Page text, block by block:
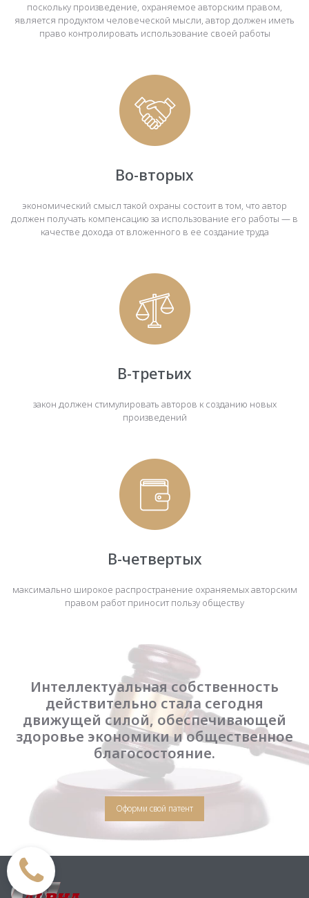
поскольку произведение, охраняемое авторским правом,
является продуктом человеческой мысли, автор должен иметь
право контролировать использование своей работы
Во-вторых
экономический смысл такой охраны состоит в том, что автор
должен получать компенсацию за использование его работы — в
качестве дохода от вложенного в ее создание труда
В-третьих
закон должен стимулировать авторов к созданию новых
произведений
В-четвертых
максимально широкое распространение охраняемых авторским
правом работ приносит пользу обществу
Интеллектуальная собственность
действительно стала сегодня
движущей силой, обеспечивающей
здоровье экономики и общественное
благосостояние.
Оформи свой патент